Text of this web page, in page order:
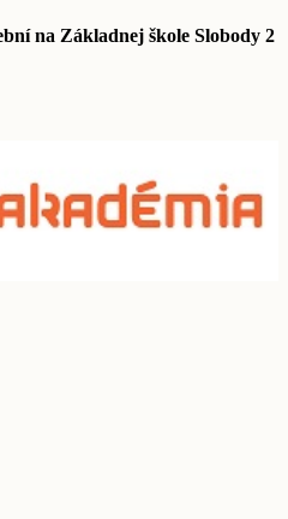
na Základnej škole Slobody 2